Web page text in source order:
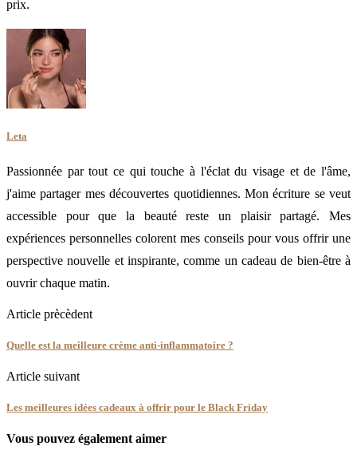
prix.
Leta
Passionnée par tout ce qui touche à l'éclat du visage et de l'âme,
j'aime partager mes découvertes quotidiennes. Mon écriture se veut
accessible pour que la beauté reste un plaisir partagé. Mes
expériences personnelles colorent mes conseils pour vous offrir une
perspective nouvelle et inspirante, comme un cadeau de bien-être à
ouvrir chaque matin.
Article prècèdent
Quelle est la meilleure crème anti-inflammatoire ?
Article suivant
Les meilleures idées cadeaux à offrir pour le Black Friday
Vous pouvez également aimer